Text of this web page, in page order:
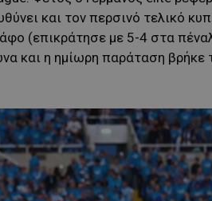
και τον περσινό τελικό
(επικράτησε με 5-4 στα
και η ημίωρη παράταση βρήκε